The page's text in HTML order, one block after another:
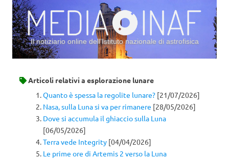
Il notiziario online dell’Istituto nazionale di astrofisica
Articoli relativi a esplorazione lunare
Quanto è spessa la regolite lunare? [21/07/2026]
Nasa, sulla Luna si va per rimanere [28/05/2026]
Dove si accumula il ghiaccio sulla Luna
[06/05/2026]
Terra vede Integrity [04/04/2026]
Le prime ore di Artemis 2 verso la Luna